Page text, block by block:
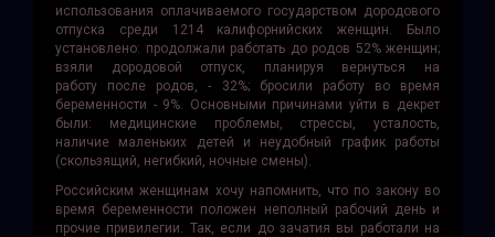
использования оплачиваемого государством дородового
отпуска среди 1214 калифорнийских женщин. Было
установлено: продолжали работать до родов 52% женщин;
взяли дородовой отпуск, планируя вернуться на
работу после родов, - 32%; бросили работу во время
беременности - 9%. Основными причинами уйти в декрет
были: медицинские проблемы, стрессы, усталость,
наличие маленьких детей и неудобный график работы
(скользящий, негибкий, ночные смены).
Российским женщинам хочу напомнить, что по закону во
время беременности положен неполный рабочий день и
прочие привилегии. Так, если до зачатия вы работали на